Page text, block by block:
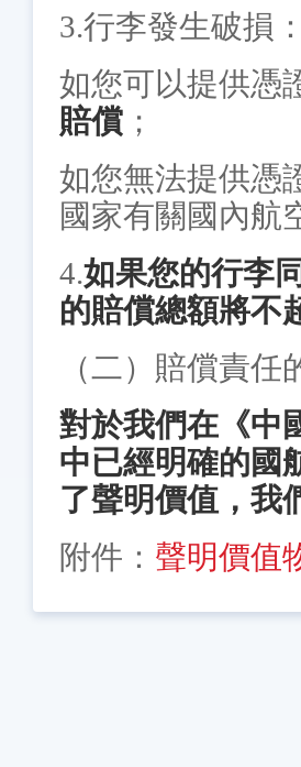
3.行李發生破損
如您可以提供憑
賠償 ；
如您無法提供憑
國家有關國內航
4.如果您的行李
的賠償總額將不
（二）賠償責任
對於我們在《中
中已經明確的國
了聲明價值，我
附件： 聲明價值